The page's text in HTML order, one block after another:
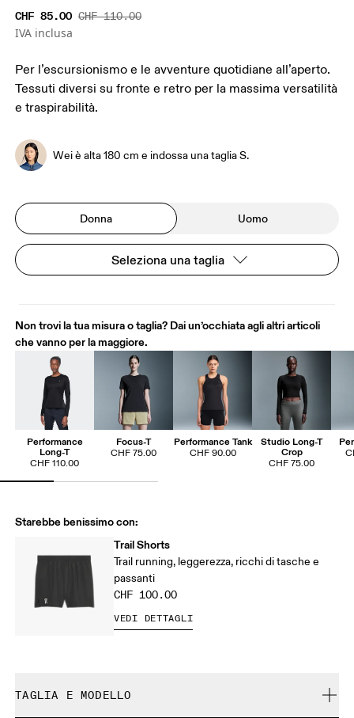
CHF 85.00 CHF 110.00
IVA inclusa
Per l’escursionismo e le avventure quotidiane all’aperto.
Tessuti diversi su fronte e retro per la massima versatilità
e traspirabilità.
Wei è alta 180 cm e indossa una taglia S.
Donna Uomo
Seleziona una taglia
Non trovi la tua misura o taglia? Dai un’occhiata agli altri articoli
che vanno per la maggiore.
Performance
Long-T
CHF 110.00
Focus-T
CHF 75.00
Performance Tank
CHF 90.00
Studio Long-T
Crop
CHF 75.00
Starebbe benissimo con:
Trail Shorts
Trail running, leggerezza, ricchi di tasche e
passanti
CHF 100.00
VEDI DETTAGLI
TAGLIA E MODELLO